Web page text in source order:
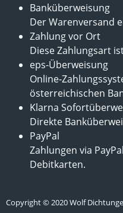
Banküberweisung
Der Warenversand
Zahlung vor Ort
Diese Zahlungsart
eps-Überweisung
Online-
österreichischen
Klarna
Direkte
PayPal
Zahlungen via
Debitkarten.
Copyright © 2020 Wolf